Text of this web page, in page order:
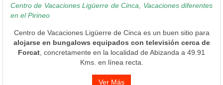
Centro de Vacaciones Ligüerre de Cinca, Vacaciones diferentes
en el Pirineo
Centro de Vacaciones Ligüerre de Cinca es un buen sitio para
alojarse en bungalows equipados con televisión cerca de
Forcat , concretamente en la localidad de Abizanda a 49.91
Kms. en línea recta.
Ver Más